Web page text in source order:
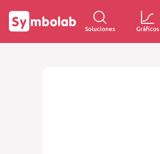
Soluciones Gráficos